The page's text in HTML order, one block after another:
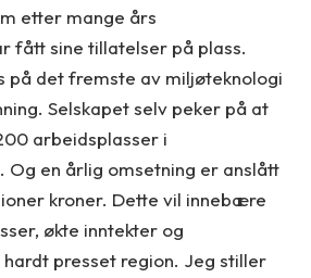
etter mange års
fått sine tillatelser på plass.
på det fremste av miljøteknologi
Selskapet selv peker på at
arbeidsplasser i
Og en årlig omsetning er anslått
kroner. Dette vil innebære
økte inntekter og
presset region. Jeg stiller